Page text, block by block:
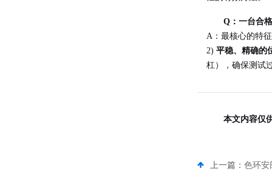
Q：一台合
A：最核心的特
2) 平稳、精确的
杠），确保测试
本文内容仅
上一篇： 色环安